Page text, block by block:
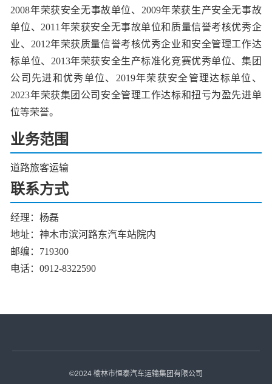
2008年荣获安全无事故单位、2009年荣获生产安全无事故
单位、2011年荣获安全无事故单位和质量信誉考核优秀企
业、2012年荣获质量信誉考核优秀企业和安全管理工作达
标单位、2013年荣获安全生产标准化竞赛优秀单位、集团
公司先进和优秀单位、2019年荣获安全管理达标单位、
2023年荣获集团公司安全管理工作达标和扭亏为盈先进单
位等荣誉。
业务范围
道路旅客运输
联系方式
经理：杨磊
地址：神木市滨河路东汽车站院内
邮编：719300
电话：0912-8322590
©2024 榆林市恒泰汽车运输集团有限公司